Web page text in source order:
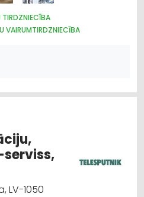
TIRDZNIECĪBA
VAIRUMTIRDZNIECĪBA
INSTRUMENTI
IERĪCES
FORMASTĒRPI, DARBA APĢĒRBI
LV-1050